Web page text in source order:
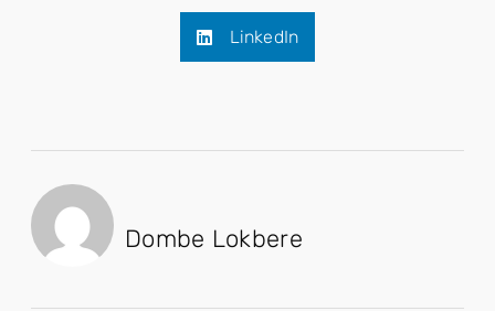
LinkedIn
Dombe Lokbere